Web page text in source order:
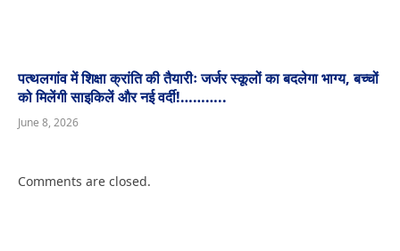
पत्थलगांव में शिक्षा क्रांति की तैयारीः जर्जर स्कूलों का बदलेगा भाग्य, बच्चों
को मिलेंगी साइकिलें और नई वर्दी!………..
June 8, 2026
Comments are closed.